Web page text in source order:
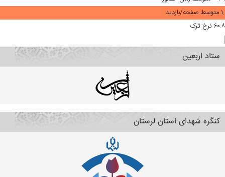
متوسط صفحه/بازدید
نرخ ترک
ستاد اربعین
کنگره شهدای استان لرستان